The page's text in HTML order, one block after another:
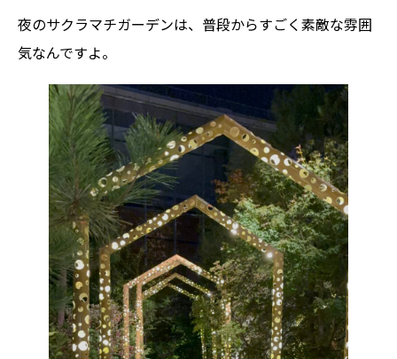
夜のサクラマチガーデンは、普段からすごく素敵な雰囲
気なんですよ。